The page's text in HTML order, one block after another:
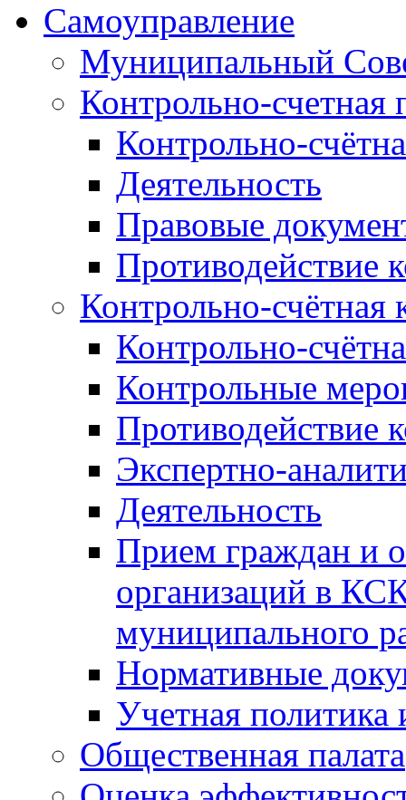
Самоуправление
Муниципальный
Контрольно-счетная
Контрольно-
Деятельность
Правовые
Противодействие
Контрольно-счётная
Контрольно-
Контрольные
Противодействие
Экспертно-
Деятельность
Прием граждан и
организаций в
муниципального
Нормативные
Учетная политика
Общественная палата